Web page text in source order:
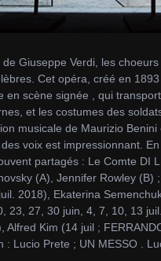
Giuseppe Verdi, les
Cet opéra, créé en
en scène signée , qui
et les costumes des
musicale de Maurizio
voix est impressionnant.
partagés : Le Comte DI
(A), Jennifer Rowley (B)
2018), Ekaterina
23, 27, 30 juin, 4, 7, 10, 13
Alfred Kim (14 juil ;
: Lucio Prete ; UN MESSO .